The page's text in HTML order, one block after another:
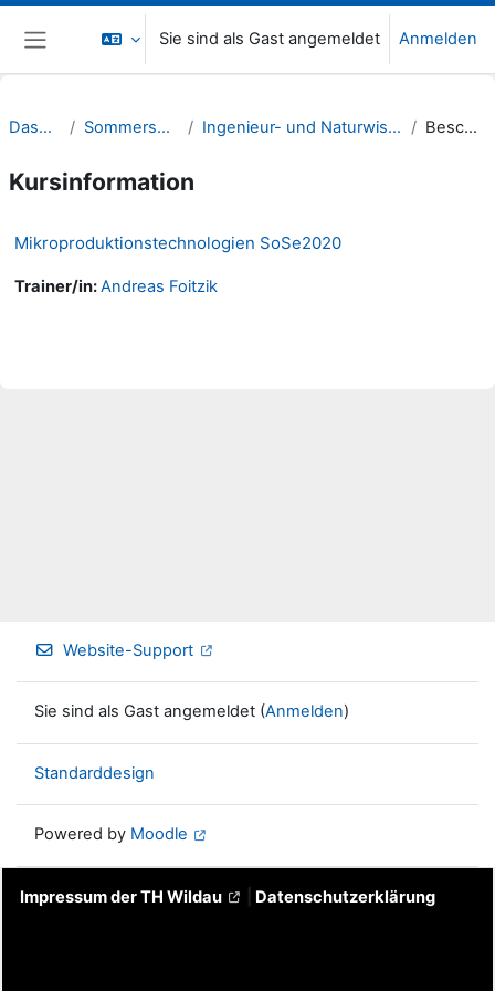
Zum Hauptinhalt
Website-Übersicht
Sie sind als Gast angemeldet Anmelden
Dashboard Sommersemester 20 Ingenieur- und Naturwissenschaften (INW) Beschreibung
Kursinformation
Mikroproduktionstechnologien SoSe2020
Trainer/in:Andreas Foitzik
Website-Support
Sie sind als Gast angemeldet (Anmelden)
Standarddesign
Powered by Moodle
Impressum der TH Wildau Datenschutzerklärung